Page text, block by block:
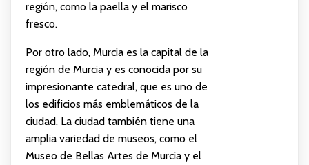
región, como la paella y el marisco
fresco.
Por otro lado, Murcia es la capital de la
región de Murcia y es conocida por su
impresionante catedral, que es uno de
los edificios más emblemáticos de la
ciudad. La ciudad también tiene una
amplia variedad de museos, como el
Museo de Bellas Artes de Murcia y el